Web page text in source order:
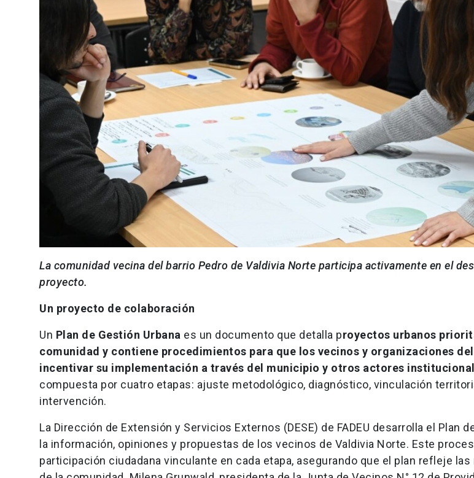
La comunidad vecina del barrio Pedro de Valdivia Norte participa activamente en el
proyecto.
Un proyecto de colaboración
Un Plan de Gestión Urbana es un documento que detalla proyectos urbanos
comunidad y contiene procedimientos para que los vecinos y organizaciones
incentivar su implementación a través del municipio y otros actores
compuesta por cuatro etapas: ajuste metodológico, diagnóstico, vinculación
intervención.
La Dirección de Extensión y Servicios Externos (DESE) de FADEU desarrolla el Plan
la información, opiniones y propuestas de los vecinos de Valdivia Norte. Este
participación ciudadana vinculante en cada etapa, asegurando que el plan refleje